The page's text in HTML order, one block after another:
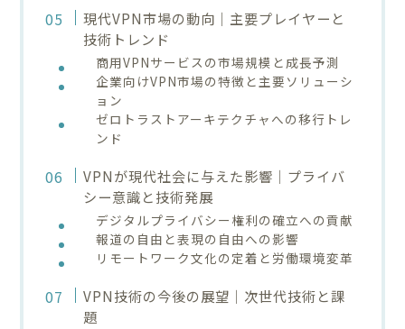
現代VPN市場の動向｜主要プレイヤーと
技術トレンド
商用VPNサービスの市場規模と成長予測
企業向けVPN市場の特徴と主要ソリューシ
ョン
ゼロトラストアーキテクチャへの移行トレ
ンド
VPNが現代社会に与えた影響｜プライバ
シー意識と技術発展
デジタルプライバシー権利の確立への貢献
報道の自由と表現の自由への影響
リモートワーク文化の定着と労働環境変革
VPN技術の今後の展望｜次世代技術と課
題